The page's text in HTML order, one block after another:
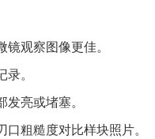
观察图像更佳。
。
亮或堵塞。
粗糙度对比样块照片。